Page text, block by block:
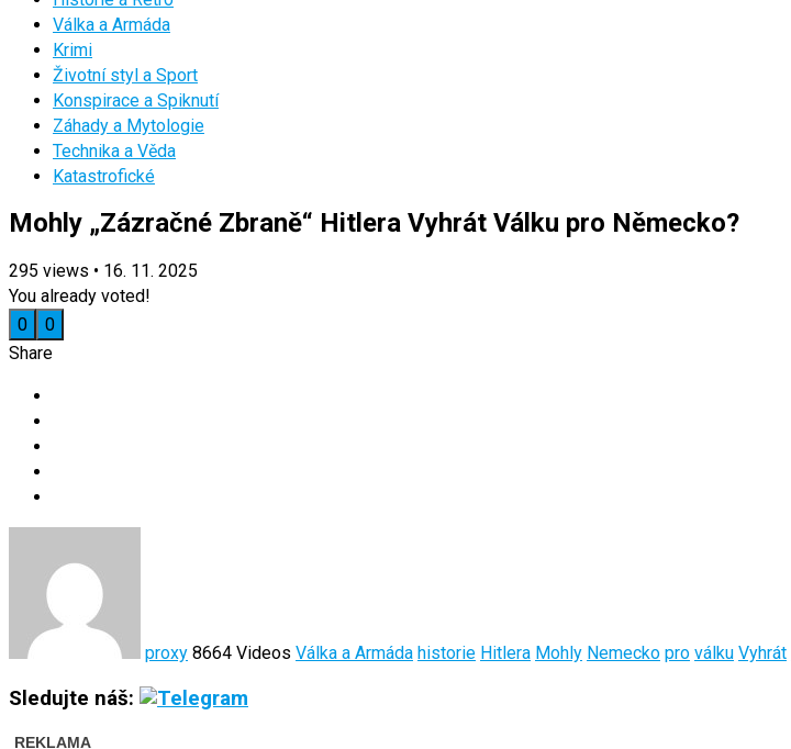
Válka a Armáda
Krimi
Životní styl a Sport
Konspirace a Spiknutí
Záhady a Mytologie
Technika a Věda
Katastrofické
Mohly „Zázračné Zbraně“ Hitlera Vyhrát Válku pro Německo?
295 views • 16. 11. 2025
You already voted!
0
0
Share
proxy 8664 Videos Válka a Armáda historie Hitlera Mohly Nemecko pro válku Vyhrát
Sledujte náš: